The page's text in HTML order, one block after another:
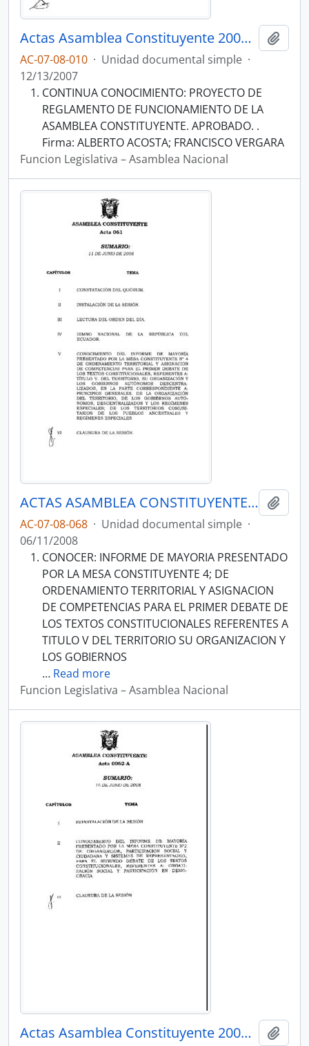
Actas Asamblea Constituyente 2007-2008
AC-07-08-010 · Unidad documental simple ·
12/13/2007
CONTINUA CONOCIMIENTO: PROYECTO DE
REGLAMENTO DE FUNCIONAMIENTO DE LA
ASAMBLEA CONSTITUYENTE. APROBADO. .
Firma: ALBERTO ACOSTA; FRANCISCO VERGARA
Funcion Legislativa – Asamblea Nacional
ACTAS ASAMBLEA CONSTITUYENTE 2007-2008
AC-07-08-068 · Unidad documental simple ·
06/11/2008
CONOCER: INFORME DE MAYORIA PRESENTADO
POR LA MESA CONSTITUYENTE 4; DE
ORDENAMIENTO TERRITORIAL Y ASIGNACION
DE COMPETENCIAS PARA EL PRIMER DEBATE DE
LOS TEXTOS CONSTITUCIONALES REFERENTES A
TITULO V DEL TERRITORIO SU ORGANIZACION Y
LOS GOBIERNOS
… Read more
Funcion Legislativa – Asamblea Nacional
Actas Asamblea Constituyente 2007-2008